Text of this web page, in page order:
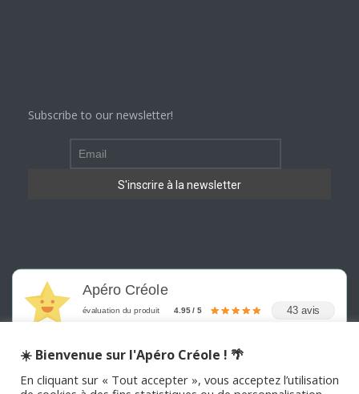
Subscribe to our newsletter!
Apéro Créole
évaluation du produit 4.95 / 5 43 avis
☀️ Bienvenue sur l'Apéro Créole ! 🌴
En cliquant sur « Tout accepter », vous acceptez l’utilisation